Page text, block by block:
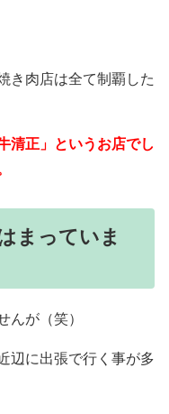
き肉店は全て制覇した
清正」というお店でし
まっていま
んが（笑）
辺に出張で行く事が多